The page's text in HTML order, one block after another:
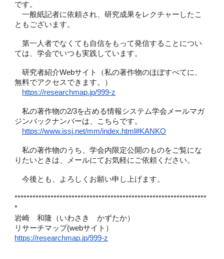
です。
一般紙記者に依頼され、研究成果をレクチャーしたこ
ともございます。
第一人者でなくても自信をもって発信することについ
ては、学会でいつも実践しています。
研究者紹介Webサイト（私の著作物のほぼすべてに、
無料でアクセスできます。）
https://researchmap.jp/999-z
私の著作物の2/3を占める情報システム学会メールマガ
ジンバックナンバーは、こちらです。
https://www.issj.net/mm/index.html#KANKO
私の著作物のうち、学会内限定公開のものをご覧にな
りたいときは、メールにてお気軽にご依頼ください。
今後とも、よろしくお願い申し上げます。
****************************************************************
*
岩崎 和隆（いわさき かずたか）
リサーチマップ(webサイト）
https://researchmap.jp/999-z